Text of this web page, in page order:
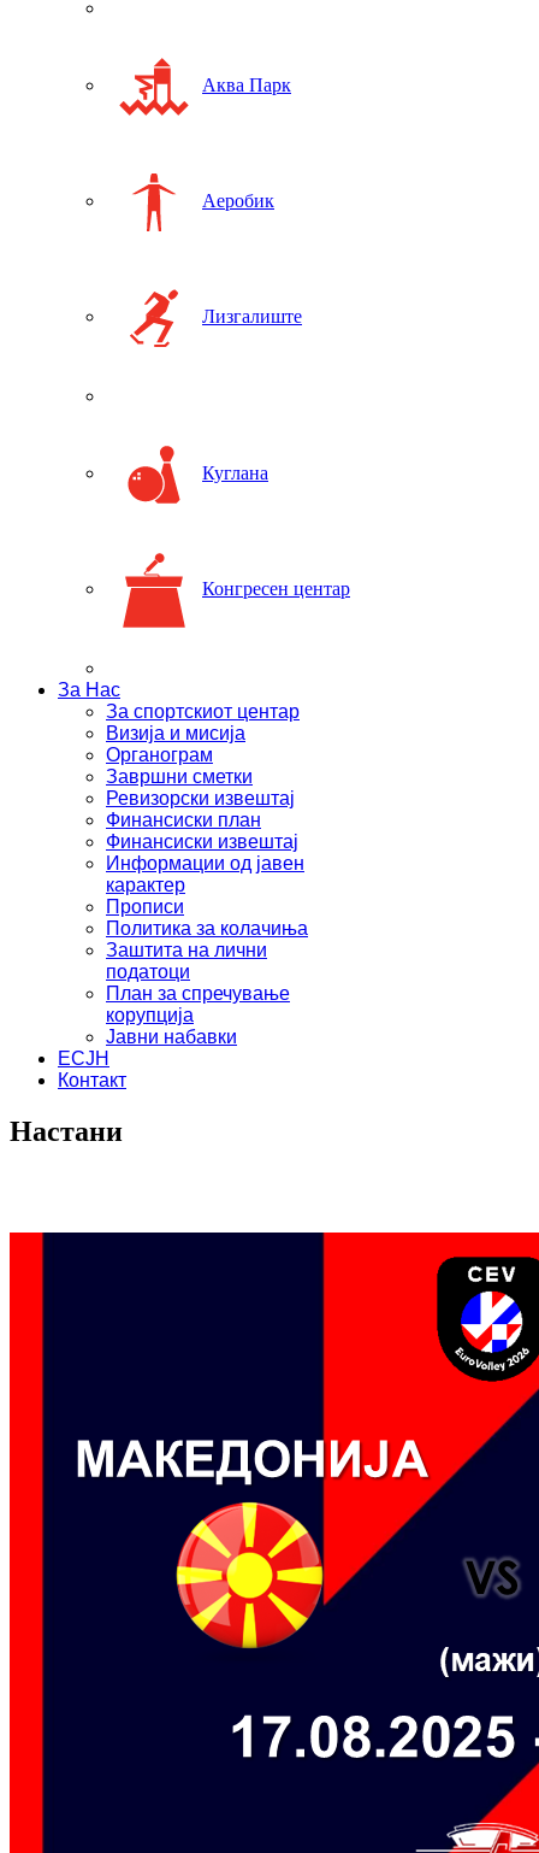
Аква Парк
Аеробик
Лизгалиште
Куглана
Конгресен центар
За Нас
За спортскиот центар
Визија и мисија
Органограм
Завршни сметки
Ревизорски извештај
Финансиски план
Финансиски извештај
Информации од јавен
карактер
Прописи
Политика за колачиња
Заштита на лични
податоци
План за спречување
корупција
Јавни набавки
ЕСЈН
Контакт
Настани